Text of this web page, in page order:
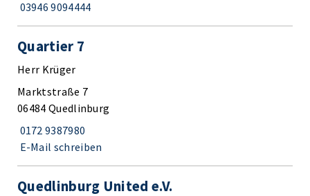
03946 9094444
Quartier 7
Herr Krüger
Marktstraße 7
06484 Quedlinburg
0172 9387980
E-Mail schreiben
Quedlinburg United e.V.